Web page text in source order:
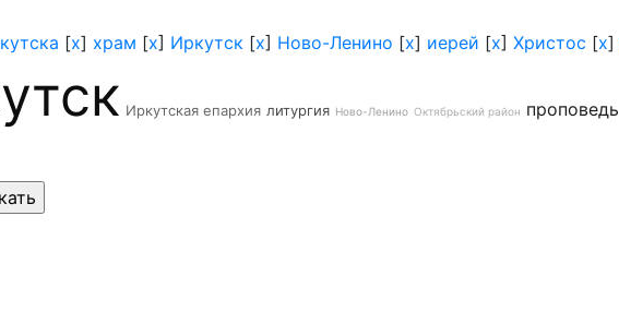
[x] храм [x] Иркутск [x] Ново-Ленино [x] иерей [x] Христос [x]
Иркутская епархия литургия Ново-Ленино Октябрьский район проповедь